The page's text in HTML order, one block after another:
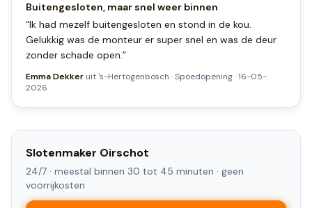
Buitengesloten, maar snel weer binnen
“Ik had mezelf buitengesloten en stond in de kou.
Gelukkig was de monteur er super snel en was de deur
zonder schade open.”
Emma Dekker uit 's-Hertogenbosch ·Spoedopening·16-05-
2026
Slotenmaker Oirschot
24/7 · meestal binnen 30 tot 45 minuten · geen
voorrijkosten